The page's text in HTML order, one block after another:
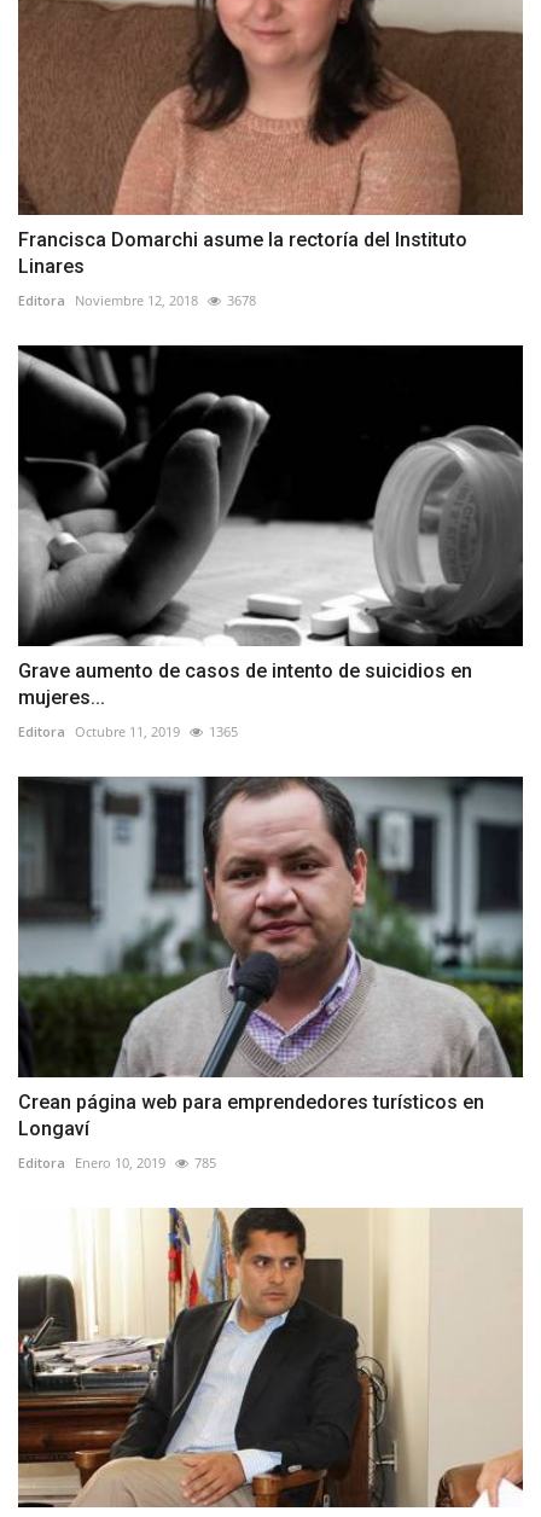
Francisca Domarchi asume la rectoría del Instituto
Linares
Editora Noviembre 12, 2018 3678
Grave aumento de casos de intento de suicidios en
mujeres...
Editora Octubre 11, 2019 1365
Crean página web para emprendedores turísticos en
Longaví
Editora Enero 10, 2019 785